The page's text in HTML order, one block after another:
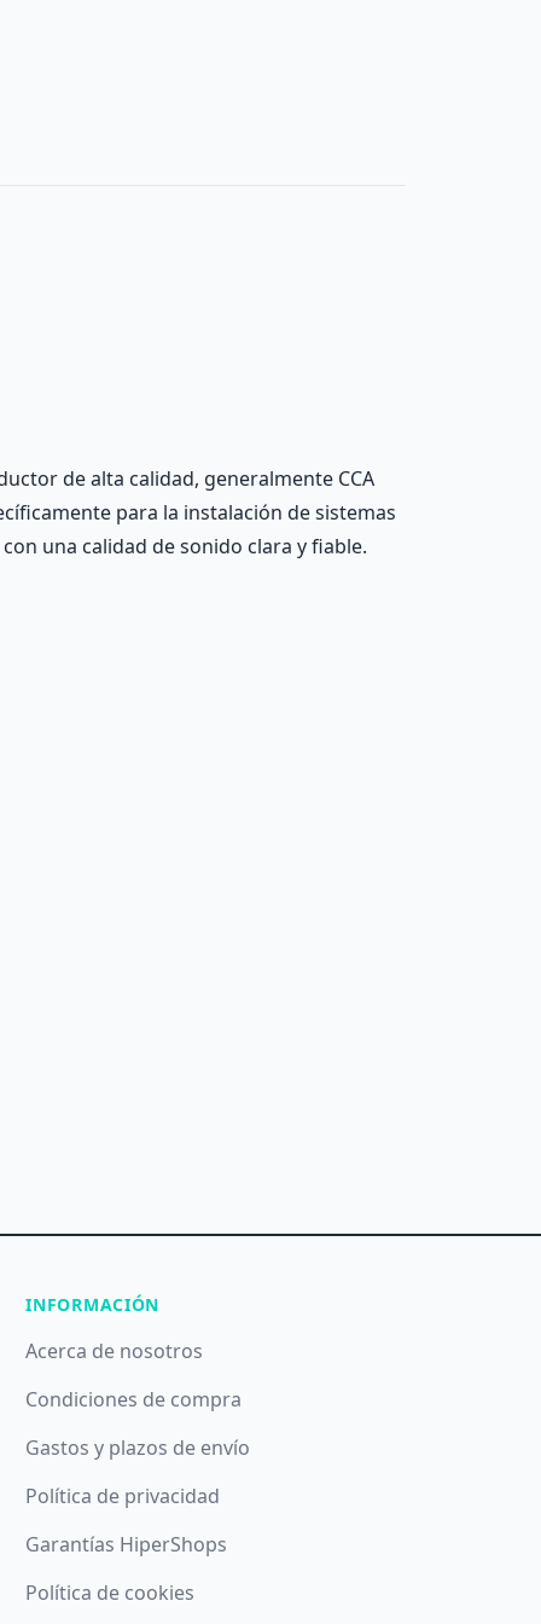
de alta calidad, generalmente CCA
para la instalación de sistemas
una calidad de sonido clara y fiable.
INFORMACIÓN
Acerca de nosotros
Condiciones de compra
Gastos y plazos de envío
Política de privacidad
Garantías HiperShops
Política de cookies